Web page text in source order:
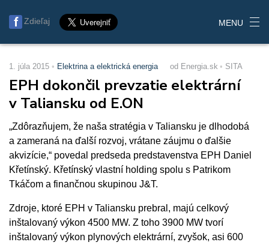
Zdieľaj MENU
1. júla 2015 Elektrina a elektrická energia od Energia.sk SITA
EPH dokončil prevzatie elektrární
v Taliansku od E.ON
„Zdôrazňujem, že naša stratégia v Taliansku je dlhodobá
a zameraná na ďalší rozvoj, vrátane záujmu o ďalšie
akvizície,“ povedal predseda predstavenstva EPH Daniel
Křetínský. Křetínský vlastní holding spolu s Patrikom
Tkáčom a finančnou skupinou J&T.
Zdroje, ktoré EPH v Taliansku prebral, majú celkový
inštalovaný výkon 4500 MW. Z toho 3900 MW tvorí
inštalovaný výkon plynových elektrární, zvyšok, asi 600